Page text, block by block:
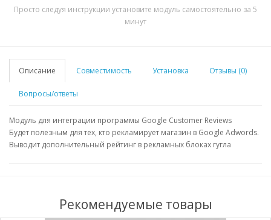
Просто следуя инструкции установите модуль самостоятельно за 5
минут
Описание Совместимость Установка Отзывы (0)
Вопросы/ответы
Модуль для интеграции программы Google Customer Reviews
Будет полезным для тех, кто рекламирует магазин в Google Adwords.
Выводит дополнительный рейтинг в рекламных блоках гугла
Рекомендуемые товары